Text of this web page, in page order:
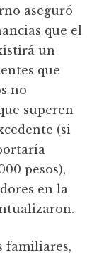
aseguró
que el
un
que
no
superen
(si
pesos),
en la
familiares,